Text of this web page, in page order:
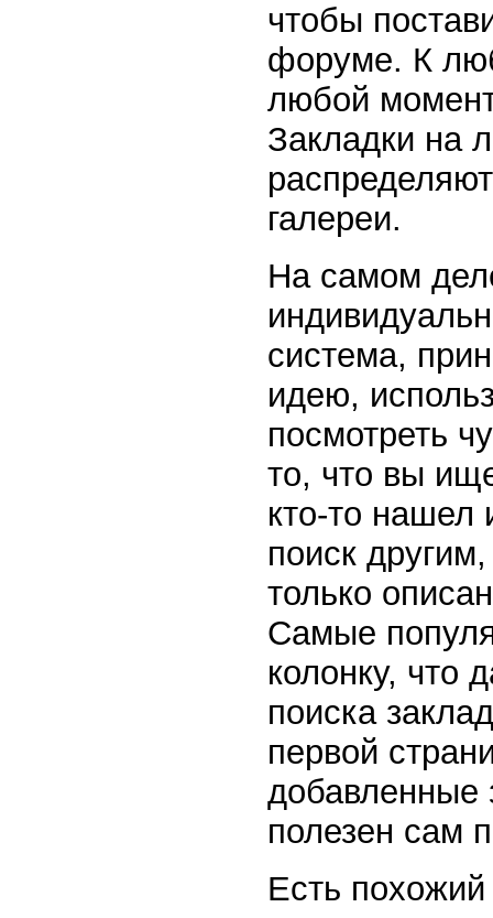
чтобы
форуме. К
любой
Закладки на
галереи.
На самом
система,
идею,
посмотреть
то, что вы
кто-то нашел
поиск
только
Самые
колонку, что
поиска
первой
добавленные
полезен сам
Есть